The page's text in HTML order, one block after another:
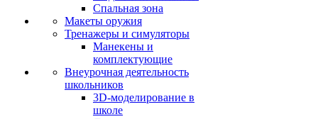
Спальная зона
Макеты оружия
Тренажеры и симуляторы
Манекены и
комплектующие
Внеурочная деятельность
школьников
3D-моделирование в
школе